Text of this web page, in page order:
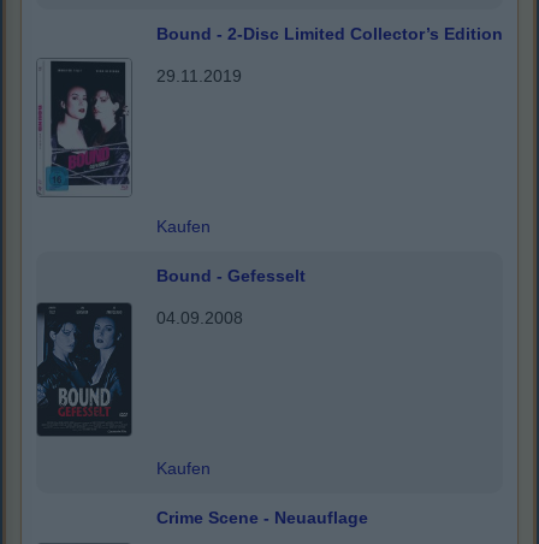
Bound - 2-Disc Limited Collector’s Edition
29.11.2019
Kaufen
Bound - Gefesselt
04.09.2008
Kaufen
Crime Scene - Neuauflage